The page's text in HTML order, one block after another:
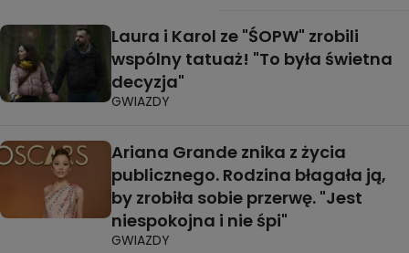
Laura i Karol ze "ŚOPW" zrobili
wspólny tatuaż! "To była świetna
decyzja"
GWIAZDY
Ariana Grande znika z życia
publicznego. Rodzina błagała ją,
by zrobiła sobie przerwę. "Jest
niespokojna i nie śpi"
GWIAZDY